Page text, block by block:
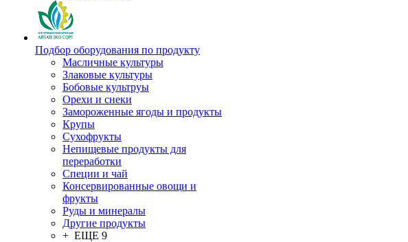
Подбор оборудования по продукту
Масличные культуры
Злаковые культуры
Бобовые культруы
Орехи и снеки
Замороженные ягоды и продукты
Крупы
Сухофрукты
Непищевые продукты для
переработки
Специи и чай
Консервированные овощи и
фрукты
Руды и минералы
Другие продукты
+ ЕЩЕ 9